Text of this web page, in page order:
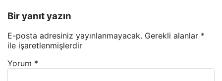
Bir yanıt yazın
E-posta adresiniz yayınlanmayacak. Gerekli alanlar *
ile işaretlenmişlerdir
Yorum *